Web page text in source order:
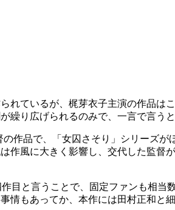
れているが、梶芽衣子主演の作品は
り広げられるのみで、一言で言うと
作品で、「女囚さそり」シリーズ
作風に大きく影響し、交代した監督
目と言うことで、固定ファンも相当
情もあってか、本作には田村正和と